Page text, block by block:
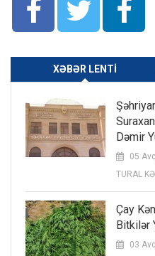
XƏBƏR LENTI
Dəmir
05
TURAL
Çay
Bitkilər
03